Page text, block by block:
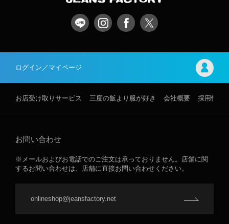
ログイン／マイページ
お店受け取りサービス 三度の飯より服が好き 会社概要 採用情報
お問い合わせ
※メールおよびお電話でのご注文は承っておりません。店舗に関
するお問い合わせは、店舗に直接お問い合わせください。
onlineshop@jeansfactory.net